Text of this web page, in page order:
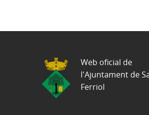
Web oficial de
l'Ajuntament de
Ferriol